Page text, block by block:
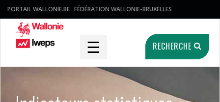
PORTAIL WALLONIE.BE FÉDÉRATION WALLONIE-BRUXELLES
☰ RECHERCHE